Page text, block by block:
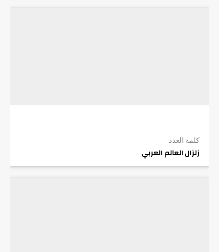
كلمة العدد
زلزال العالم العربي